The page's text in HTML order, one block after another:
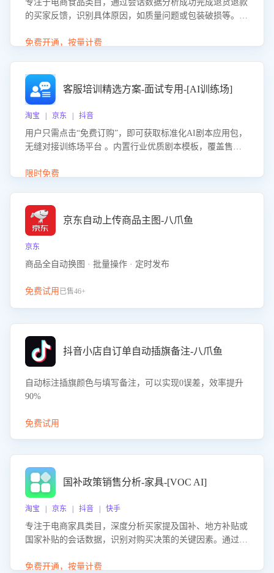
专注于电商食品类目，通过会话数据分析成功完成退货退款
的买家反馈，识别具体原因，如质量问题或包装破损等。结
商家降低退款率，提升售后效率。
免费开通，按量计费
客服培训精选方案-面试专用-[AI训练场]
淘宝 | 京东 | 抖音
用户只需点击“免费订购”，即可获取标准化AI剧本应用包，
无缝对接训练场平台 。内置行业优质剧本模板，覆盖售前
初始化时间，助力企业快速启动智能客服训练
限时免费
京东自动上传商品主图-八爪鱼
京东
商品全自动换图 · 批量操作 · 定时发布
免费试用 已售46+
抖音小店自订单自动插旗备注-八爪鱼
自动标注插旗颜色与填写备注，可以实现0误差，效率提升
90%
免费试用
国补政策销售分析-家具-[VOC AI]
淘宝 | 京东 | 抖音 | 快手
专注于电商家具类目，深度分析买家提及国补、地方补贴或
国家补贴的会话数据，识别对购买决策的关键因素。通过AI
化策略，助力商家利用国补政策提升GMV。
免费开通，按量计费